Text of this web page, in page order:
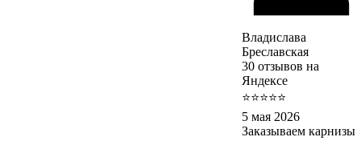
Владислава
Бреславская
30 отзывов на
Яндексе
⭐⭐⭐⭐⭐
5 мая 2026
Заказываем карнизы